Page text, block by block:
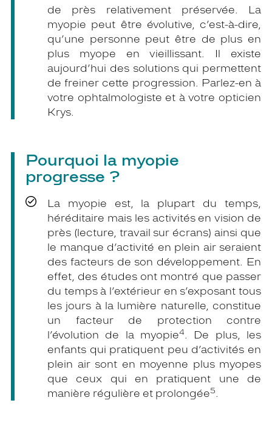
de près relativement préservée. La
myopie peut être évolutive, c’est-à-dire,
qu’une personne peut être de plus en
plus myope en vieillissant. Il existe
aujourd’hui des solutions qui permettent
de freiner cette progression. Parlez-en à
votre ophtalmologiste et à votre opticien
Krys.
Pourquoi la myopie
progresse ?
La myopie est, la plupart du temps,
héréditaire mais les activités en vision de
près (lecture, travail sur écrans) ainsi que
le manque d’activité en plein air seraient
des facteurs de son développement. En
effet, des études ont montré que passer
du temps à l’extérieur en s’exposant tous
les jours à la lumière naturelle, constitue
un facteur de protection contre
l’évolution de la myopie4. De plus, les
enfants qui pratiquent peu d’activités en
plein air sont en moyenne plus myopes
que ceux qui en pratiquent une de
manière régulière et prolongée5.